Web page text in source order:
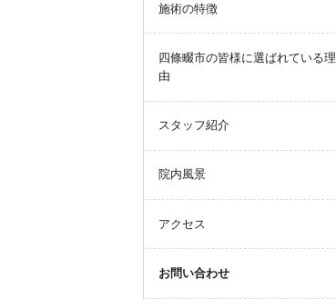
施術の特徴
四條畷市の皆様に選ばれている理
由
スタッフ紹介
院内風景
アクセス
お問い合わせ